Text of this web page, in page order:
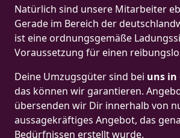
Natürlich sind unsere Mitarbeiter
Gerade im Bereich der
ist eine ordnungsgemäße
Voraussetzung für einen
Deine Umzugsgüter sind bei uns in
das können wir garantieren.
übersenden wir Dir innerhalb von
aussagekräftiges Angebot, das
Bedürfnissen erstellt wurde.